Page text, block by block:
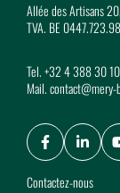
Allée des Artisans
TVA. BE
Tel.+32 4 388 30 10
Mail.contact@mery-
Contactez-nous